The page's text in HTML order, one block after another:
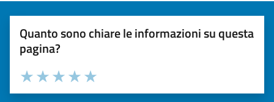
Quanto sono chiare le informazioni su questa
pagina?
Valuta la chiarezza delle informazioni (da 1 a 5 stelle)
Seleziona il numero di stelle per valutare la chiarezza delle
Valuta 5 stelle su 5
Valuta 4 stelle su 5
Valuta 3 stelle su 5
Valuta 2 stelle su 5
Valuta 1 stelle su 5